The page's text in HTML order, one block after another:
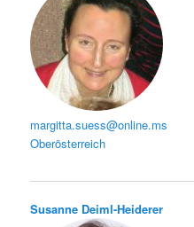
margitta.suess@online.ms
Oberösterreich
Susanne Deiml-Heiderer